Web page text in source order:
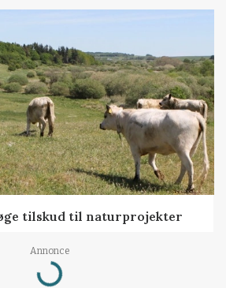
tilskud til naturprojekter
Annonce
Loading...